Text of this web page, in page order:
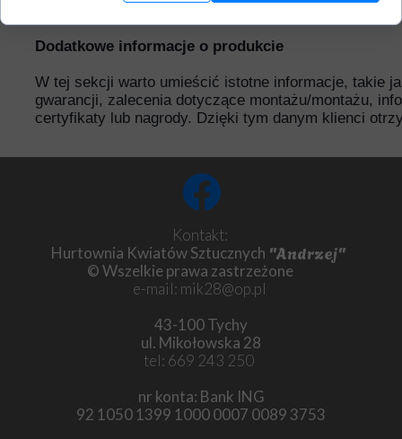
Dodatkowe informacje o produkcie
W tej sekcji warto umieścić istotne informacje, takie
gwarancji, zalecenia dotyczące montażu/montażu,
certyfikaty lub nagrody. Dzięki tym danym klienci
Kontakt:
Hurtownia Kwiatów Sztucznych "Andrzej"
© Wszelkie prawa zastrzeżone
e-mail: mik28@op.pl
43-100 Tychy
ul. Mikołowska 28
tel: 669 243 250
nr konta: Bank ING
92 1050 1399 1000 0007 0089 3753